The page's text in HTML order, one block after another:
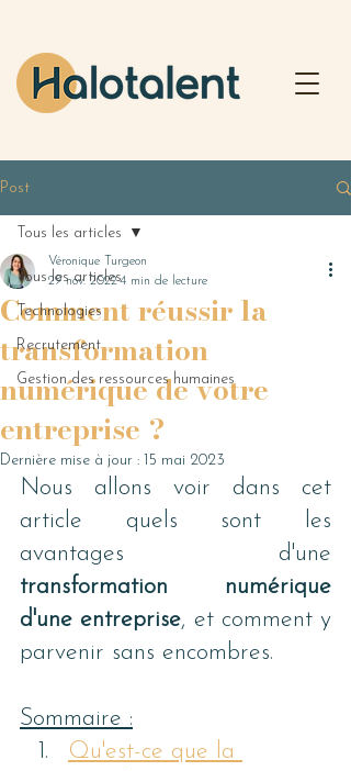
Post
Tous les articles
Technologies
Recrutement
Gestion des ressources humaines
Tous les articles
Comment réussir la
transformation
numérique de votre
entreprise ?
Véronique Turgeon
29 nov. 20224 min de lecture
Dernière mise à jour : 15 mai 2023
Nous allons voir dans cet
article quels sont les
transformation numérique
d'une entreprise, et comment y
parvenir sans encombres.
Sommaire :
Qu'est-ce que la